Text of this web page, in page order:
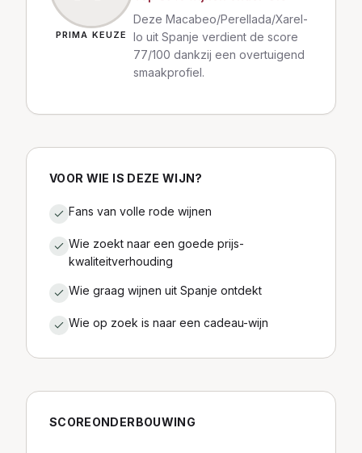
PRIMA KEUZE
Deze Macabeo/Perellada/Xarel-
lo uit Spanje verdient de score
77/100 dankzij een overtuigend
smaakprofiel.
VOOR WIE IS DEZE WIJN?
Fans van volle rode wijnen
Wie zoekt naar een goede prijs-
kwaliteitverhouding
Wie graag wijnen uit Spanje ontdekt
Wie op zoek is naar een cadeau-wijn
SCOREONDERBOUWING